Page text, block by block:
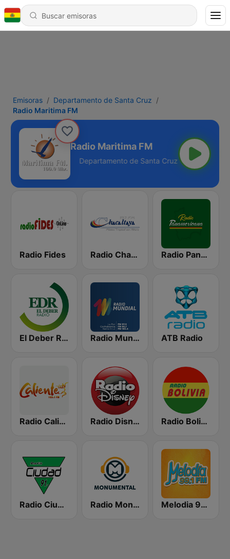
Emisoras
Departamento de Santa Cruz
Radio Maritima FM
Radio Maritima FM
- 100.9 FM
Radio Fides Radio Chacaltaya Radio Panamericana
El Deber Radio Radio Mundial Bolivia ATB Radio
Radio Caliente 105.1 FM Radio Disney Bolivia Radio Bolivia
Radio Ciudad Radio Monumental Melodia 99.1 FM